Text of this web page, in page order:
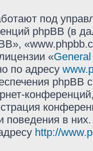
под
phpBB (в
«
по адресу
phpBB
поведения в
http://